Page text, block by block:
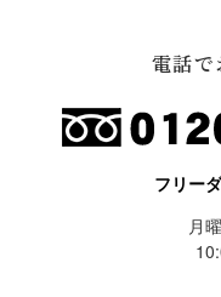
電話で
フリー
月